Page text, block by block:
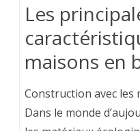
Les
maisons en
Construction avec les
Dans le monde